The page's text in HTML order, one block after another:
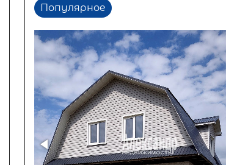
Популярное